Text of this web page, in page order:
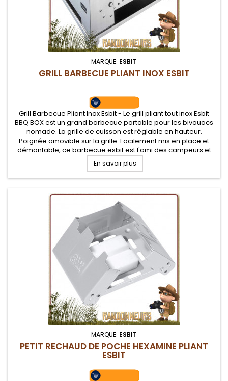
MARQUE: ESBIT
GRILL BARBECUE PLIANT INOX ESBIT
Grill Barbecue Pliant Inox Esbit - Le grill pliant tout inox Esbit
BBQ BOX est un grand barbecue portable pour les bivouacs
nomade. La grille de cuisson est réglable en hauteur.
Poignée amovible sur la grille. Facilement mis en place et
démontable, ce barbecue esbit est l'ami des campeurs et
raids 4x4
En savoir plus
MARQUE: ESBIT
PETIT RECHAUD DE POCHE HEXAMINE PLIANT
ESBIT